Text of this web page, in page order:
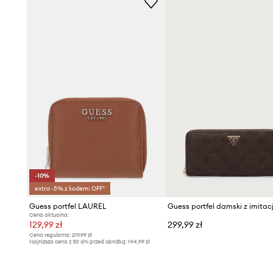
-10%
extra -5% z kodem: OFF*
Guess portfel LAUREL
Cena aktualna:
129,99 zł
Cena regularna: 219,99 zł
Najniższa cena z 30 dni przed obniżką: 144,99 zł
299,99 zł